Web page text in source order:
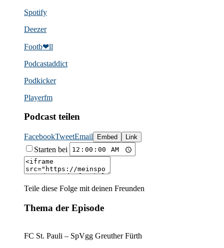
Spotify
Deezer
Footb❤ll
Podcast­addict
Podkicker
Playerfm
Podcast teilen
FacebookTweetEmail Embed Link
Starten bei
Teile diese Folge mit deinen Freunden
Thema der Episode
FC St. Pauli – SpVgg Greuther Fürth